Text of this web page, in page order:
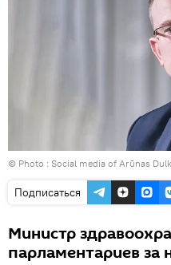
© Photo : Social media of Arūnas
Подписаться
Министр
парламентариев за